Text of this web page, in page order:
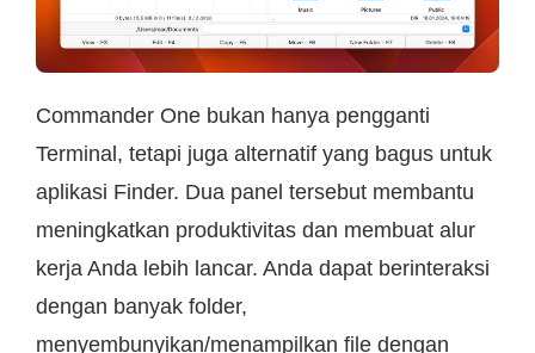
Commander One bukan hanya pengganti
Terminal, tetapi juga alternatif yang bagus untuk
aplikasi Finder. Dua panel tersebut membantu
meningkatkan produktivitas dan membuat alur
kerja Anda lebih lancar. Anda dapat berinteraksi
dengan banyak folder,
menyembunyikan/menampilkan file dengan